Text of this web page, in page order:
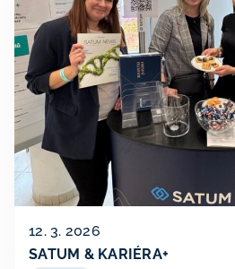
12. 3. 2026
SATUM & KARIÉRA+